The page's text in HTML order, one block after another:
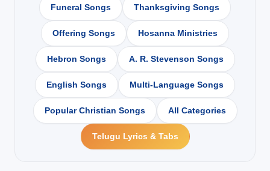
Funeral Songs Thanksgiving Songs
Offering Songs Hosanna Ministries
Hebron Songs A. R. Stevenson Songs
English Songs Multi-Language Songs
Popular Christian Songs All Categories
Telugu Lyrics & Tabs